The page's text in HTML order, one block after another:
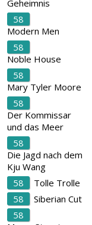
Geheimnis
58
Modern Men
58
Noble House
58
Mary Tyler Moore
58
Der Kommissar
und das Meer
58
Die Jagd nach dem
Kju Wang
58
Tolle Trolle
58
Siberian Cut
58